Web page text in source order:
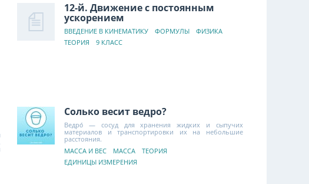
12-й. Движение с постоянным
ускорением
ВВЕДЕНИЕ В КИНЕМАТИКУ ФОРМУЛЫ
ФИЗИКА
ТЕОРИЯ
9 КЛАСС
Солько весит ведро?
Ведро́ — сосуд для хранения жидких и сыпучих
материалов и транспортировки их на небольшие
расстояния.
МАССА И ВЕС
МАССА
ТЕОРИЯ
ЕДИНИЦЫ ИЗМЕРЕНИЯ